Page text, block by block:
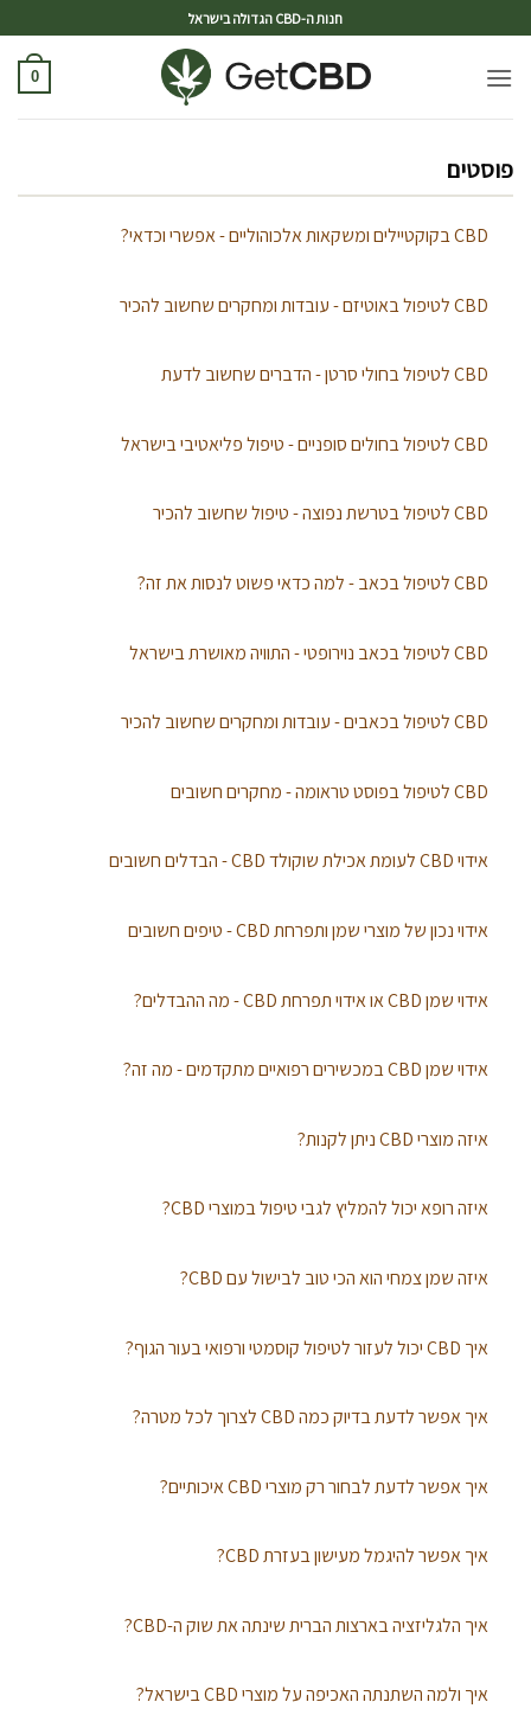
חנות ה-CBD הגדולה בישראל
0
פוסטים
CBD בקוקטיילים ומשקאות אלכוהוליים - אפשרי וכדאי?
CBD לטיפול באוטיזם - עובדות ומחקרים שחשוב להכיר
CBD לטיפול בחולי סרטן - הדברים שחשוב לדעת
CBD לטיפול בחולים סופניים - טיפול פליאטיבי בישראל
CBD לטיפול בטרשת נפוצה - טיפול שחשוב להכיר
CBD לטיפול בכאב - למה כדאי פשוט לנסות את זה?
CBD לטיפול בכאב נוירופטי - התוויה מאושרת בישראל
CBD לטיפול בכאבים - עובדות ומחקרים שחשוב להכיר
CBD לטיפול בפוסט טראומה - מחקרים חשובים
אידוי CBD לעומת אכילת שוקולד CBD - הבדלים חשובים
אידוי נכון של מוצרי שמן ותפרחת CBD - טיפים חשובים
אידוי שמן CBD או אידוי תפרחת CBD - מה ההבדלים?
אידוי שמן CBD במכשירים רפואיים מתקדמים - מה זה?
איזה מוצרי CBD ניתן לקנות?
איזה רופא יכול להמליץ לגבי טיפול במוצרי CBD?
איזה שמן צמחי הוא הכי טוב לבישול עם CBD?
איך CBD יכול לעזור לטיפול קוסמטי ורפואי בעור הגוף?
איך אפשר לדעת בדיוק כמה CBD לצרוך לכל מטרה?
איך אפשר לדעת לבחור רק מוצרי CBD איכותיים?
איך אפשר להיגמל מעישון בעזרת CBD?
איך הלגליזציה בארצות הברית שינתה את שוק ה-CBD?
איך ולמה השתנתה האכיפה על מוצרי CBD בישראל?